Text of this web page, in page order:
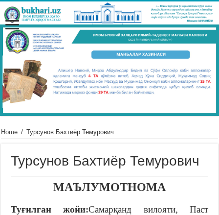
Home / Турсунов Бахтиёр Темурович
Турсунов Бахтиёр Темурович
МАЪЛУМОТНОМА
Туғилганжойи:Самарқанд вилояти, Паст